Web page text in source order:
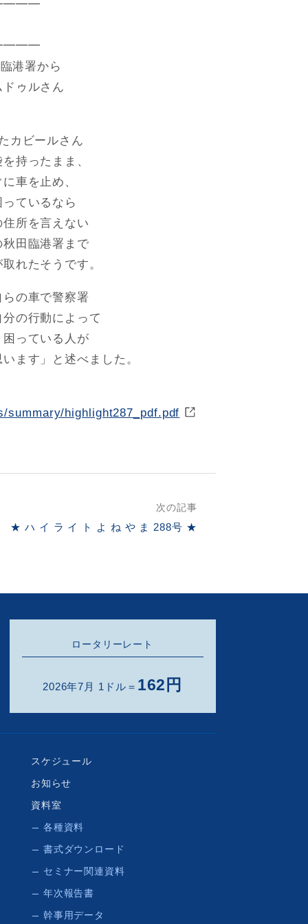
港署から
ゥルさん
カビールさん
持ったまま、
車を止め、
ているなら
所を言えない
田臨港署まで
れたそうです。
の車で警察署
の行動によって
っている人が
ます」と述べました。
summary/highlight287_pdf.pdf
次の記事
★ ハ イ ラ イ ト よ ね や ま 288号 ★
ロータリーレート
2026年7月 1ドル＝ 162円
スケジュール
お知らせ
資料室
各種資料
書式ダウンロード
セミナー関連資料
年次報告書
幹事用データ